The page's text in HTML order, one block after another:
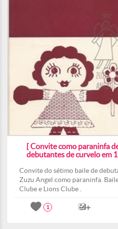
[ Convite como paraninfa
debutantes de curvelo em
Convite do sétimo baile de
Zuzu Angel como paraninfa.
Clube e Lions Clube .
1